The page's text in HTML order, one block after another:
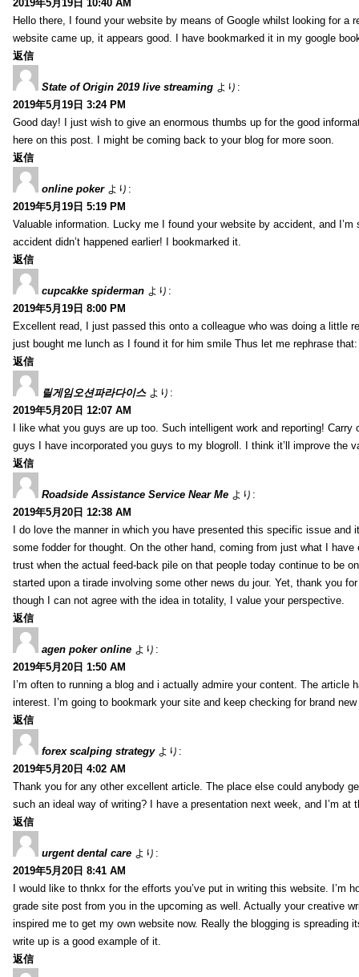
2019年5月19日 10:40 AM
Hello there, I found your website by means of Google whilst looking for a
website came up, it appears good. I have bookmarked it in my google
返信
State of Origin 2019 live streaming より:
2019年5月19日 3:24 PM
Good day! I just wish to give an enormous thumbs up for the good
here on this post. I might be coming back to your blog for more soon.
返信
online poker より:
2019年5月19日 5:19 PM
Valuable information. Lucky me I found your website by accident, and I’m
accident didn’t happened earlier! I bookmarked it.
返信
cupcakke spiderman より:
2019年5月19日 8:00 PM
Excellent read, I just passed this onto a colleague who was doing a little
just bought me lunch as I found it for him smile Thus let me rephrase
返信
릴게임오션파라다이스 より:
2019年5月20日 12:07 AM
I like what you guys are up too. Such intelligent work and reporting! Carry
guys I have incorporated you guys to my blogroll. I think it’ll improve the
返信
Roadside Assistance Service Near Me より:
2019年5月20日 12:38 AM
I do love the manner in which you have presented this specific issue and
some fodder for thought. On the other hand, coming from just what I have
trust when the actual feed-back pile on that people today continue to be
started upon a tirade involving some other news du jour. Yet, thank you
though I can not agree with the idea in totality, I value your perspective.
返信
agen poker online より:
2019年5月20日 1:50 AM
I’m often to running a blog and i actually admire your content. The article
interest. I’m going to bookmark your site and keep checking for brand
返信
forex scalping strategy より:
2019年5月20日 4:02 AM
Thank you for any other excellent article. The place else could anybody
such an ideal way of writing? I have a presentation next week, and I’m at
返信
urgent dental care より:
2019年5月20日 8:41 AM
I would like to thnkx for the efforts you’ve put in writing this website. I’m
grade site post from you in the upcoming as well. Actually your creative
inspired me to get my own website now. Really the blogging is spreading
write up is a good example of it.
返信